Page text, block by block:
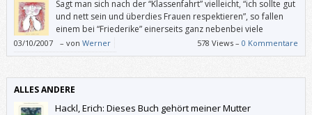
Sagt man sich nach der “Klassenfahrt” vielleicht, “ich sollte gut
und nett sein und überdies Frauen respektieren”, so fallen
einem bei “Friederike” einerseits ganz nebenbei viele
persönliche Bilder und Sätze ein, die mit dem Thema
“Außenseiter” zu tun haben, und andererseits möchte man doch selbst
Menschen und Umständen einfach wegfliegen.
03/10/2007 – von Werner 578 Views –0 Kommentare
ALLES ANDERE
Hackl, Erich: Dieses Buch gehört meiner Mutter